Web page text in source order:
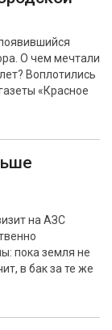
О чем мечтали
Воплотились
«Красное
на АЗС
пока земля не
в бак за те же